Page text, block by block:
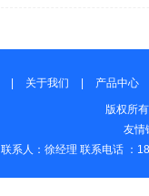
关于我们 产品中心
版权所
友情
联系人：徐经理 联系电话 ：